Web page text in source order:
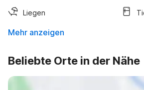
Liegen
Mehr anzeigen
Beliebte Orte in der Nähe